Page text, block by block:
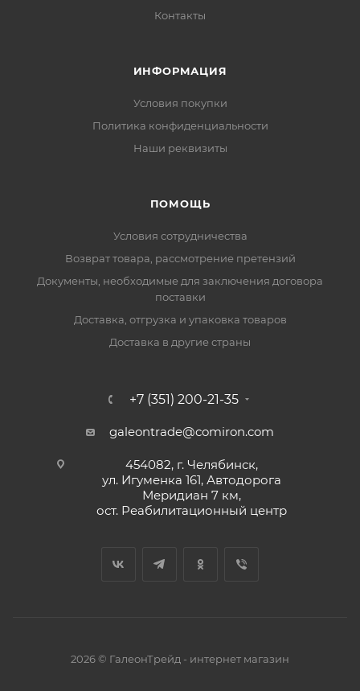
Контакты
ИНФОРМАЦИЯ
Условия покупки
Политика конфиденциальности
Наши реквизиты
ПОМОЩЬ
Условия сотрудничества
Возврат товара, рассмотрение претензий
Документы, необходимые для заключения договора
поставки
Доставка, отгрузка и упаковка товаров
Доставка в другие страны
+7 (351) 200-21-35
galeontrade@comiron.com
454082, г. Челябинск,
ул. Игуменка 161, Автодорога
Меридиан 7 км,
ост. Реабилитационный центр
2026 © ГалеонТрейд - интернет магазин